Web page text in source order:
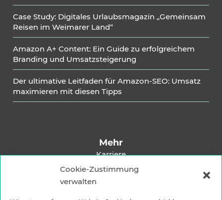
Cookie-Zustimmung
verwalten
Case Study: Digitales Urlaubsmagazin „Gemeinsam
Reisen im Weimarer Land“
Amazon A+ Content: Ein Guide zu erfolgreichem
Branding und Umsatzsteigerung
Der ultimative Leitfaden für Amazon-SEO: Umsatz
maximieren mit diesen Tipps
Mehr
Karriere
Impressum
Datenschutzerklärung